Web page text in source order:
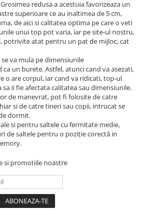
redusa a acestuia favorizeaza un
superioare ce au inaltimea de 5 cm,
de aici si calitatea optima pe care o veti
unui top pot varia, iar pe site-ul nostru,
potrivite atat pentru un pat de mijloc, cat
va mula pe dimensiunile
un burete. Astfel, atunci cand va asezati,
o are corpul, iar cand va ridicati, top-ul
ii fie afectata calitatea sau dimensiunile.
de manevrat, pot fi folosite de catre
si de catre tineri sau copii, intrucat se
dormit.
si pentru saltele cu fermitate medie,
de saltele pentru o poziție corectă in
si promotiile noastre